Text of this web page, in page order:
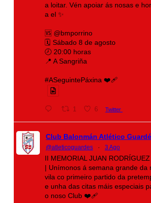
a loitar. Vén apoiar ás nosas e
a el ✨
🆚 @bmporrino
🗓️ Sábado 8 de agosto
🕗 20:00 horas
📍 A Sangriña
#ASeguintePáxina ❤️‍🩹
1 6 Twitter
Club Balonmán Atlético
@atleticoguardes · 3 Ago
II MEMORIAL JUAN RODRÍGUEZ
| Unímonos á semana grande da
vila co primeiro partido da
e unha das citas máis especiais
o noso Club ❤️‍🩹